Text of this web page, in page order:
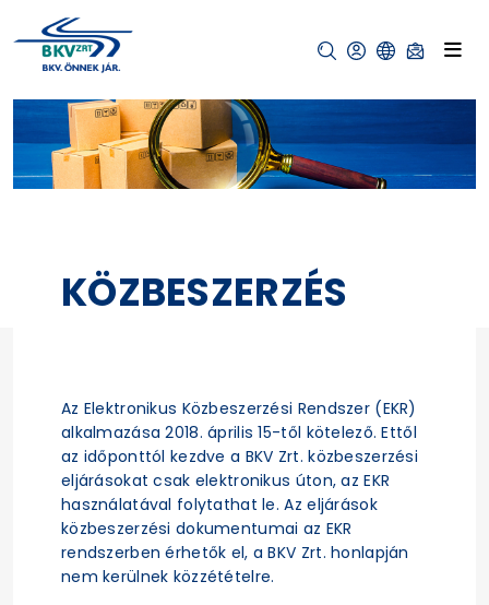
KÖZBESZERZÉS
Az Elektronikus Közbeszerzési Rendszer (EKR)
alkalmazása 2018. április 15-től kötelező. Ettől
az időponttól kezdve a BKV Zrt. közbeszerzési
eljárásokat csak elektronikus úton, az EKR
használatával folytathat le. Az eljárások
közbeszerzési dokumentumai az EKR
rendszerben érhetők el, a BKV Zrt. honlapján
nem kerülnek közzétételre.